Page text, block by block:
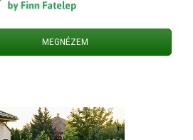
MEGNÉZEM